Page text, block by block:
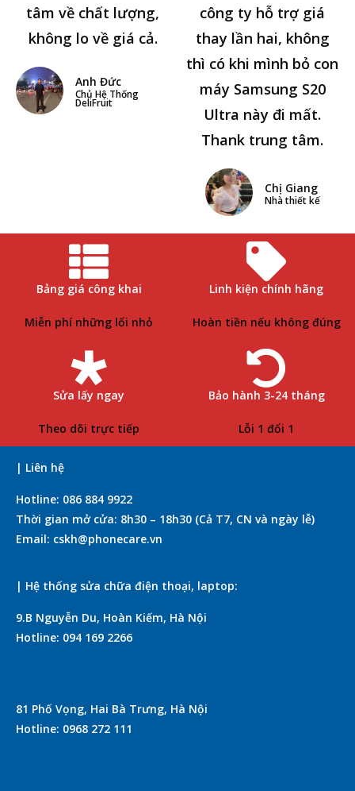
tâm về chất lượng,
không lo về giá cả.
Anh Đức
Chủ Hệ Thống
DeliFruit
công ty hỗ trợ giá
thay lần hai, không
thì có khi mình bỏ con
máy Samsung S20
Ultra này đi mất.
Thank trung tâm.
Chị Giang
Nhà thiết kế
Bảng giá công khai
Miễn phí những lối nhỏ
Linh kiện chính hãng
Hoàn tiền nếu không đúng
Sửa lấy ngay
Theo dõi trực tiếp
Bảo hành 3-24 tháng
Lỗi 1 đổi 1
| Liên hệ
Hotline: 086 884 9922
Thời gian mở cửa: 8h30 – 18h30 (Cả T7, CN và ngày lễ)
Email: cskh@phonecare.vn
| Hệ thống sửa chữa điện thoại, laptop:
9.B Nguyễn Du, Hoàn Kiếm, Hà Nội
Hotline: 094 169 2266
81 Phố Vọng, Hai Bà Trưng, Hà Nội
Hotline: 0968 272 111